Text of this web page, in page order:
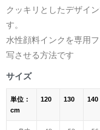
クッキリとしたデザイ
す。
水性顔料インクを専用
写させる方法です
サイズ
単位：
cm
120 130 140